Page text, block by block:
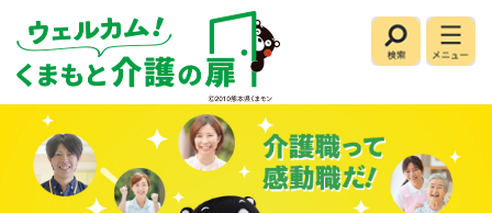
先
を
検
索
メ
ニ
ー